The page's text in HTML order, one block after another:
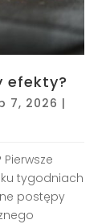
efekty?
7, 2026 |
Pierwsze
tygodniach
postępy